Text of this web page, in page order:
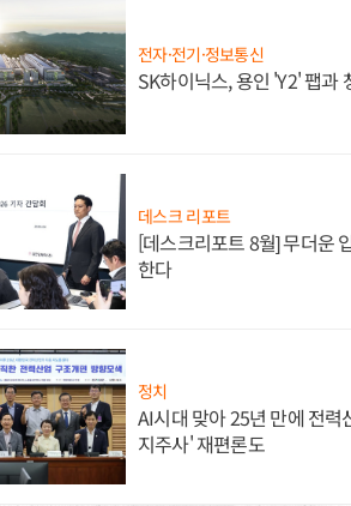
전자·전기·정보통신
SK하이닉스, 용인 'Y2' 팹과
데스크 리포트
[데스크리포트 8월] 무더운
한다
정치
AI시대 맞아 25년 만에 전
지주사' 재편론도